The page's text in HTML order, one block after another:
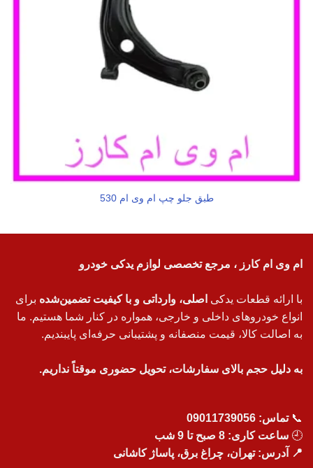
طبق جلو چپ ام وی ام 530
ام وی ام کارز ، مرجع تخصصی لوازم یدکی خودرو
با ارائه قطعات یدکی اصلی، وارداتی و با کیفیت تضمین‌شده برای
انواع خودروهای داخلی و خارجی، همواره در کنار شما هستیم. ما
به اصالت کالا، قیمت منصفانه و پشتیبانی حرفه‌ای پایبندیم.
به دلیل حجم بالای سفارشات، تحویل حضوری موقتاً نداریم.
📞تماس: 09011739056
🕘 ساعت کاری: 8 صبح تا 9 شب
📍 آدرس: تهران، چراغ برق، پاساژ کاشانی